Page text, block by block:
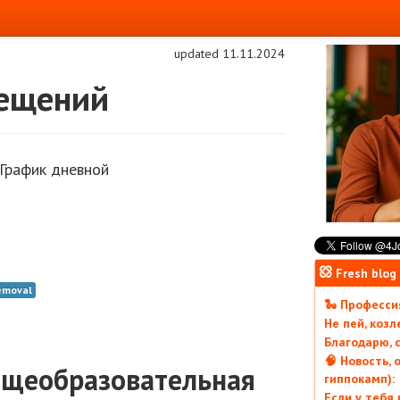
updated 11.11.2024
дневной
Fresh
🐍
Не пей,
Благодарю,
🧠 Новость,
гиппокамп):